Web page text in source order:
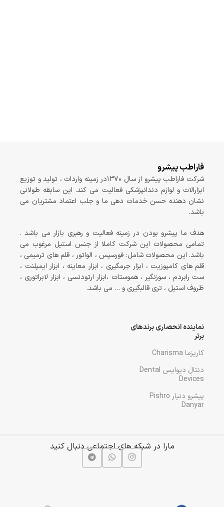
فاراطب پیشرو
شرکت فاراطب پیشرو از سال ۱۳۷۰در زمینه واردات ، تولید و توزیع
ابزارالات و لوازم دندانپزشکی فعالیت می کند. این سابقه طولانی
نشان دهنده حسن خدمات دهی ما و جلب اعتماد مشتریان می
باشد.
هدف ما پیشرو بودن در زمینه فعالیت و رهبری بازار می باشد .
تمامی محصولات این شرکت کاملا از جنس استیل مرغوب می
باشد. این محصولات شامل: فورسپس ، الواتور ، قلم های ترمیمی ،
قلم های کامپوزیت ، ابزار جرمگیری ، ابزار معاینه ، ابزار ایمپلنت ،
ست رابردم ، سوزنگیر ، هموستات ،ابزار ارتودنسی ، ابزار لابراتوری ،
ظروف استیل ، تری قالبگیری و … می باشد.
نماینده انحصاری برندهای
برتر
کاریزما Charisma
دنتال دیوایس Dental
Devices
پیشرو دنیار Pishro
Danyar
مارا در شبکه های اجتماعی دنبال کنید
پنس